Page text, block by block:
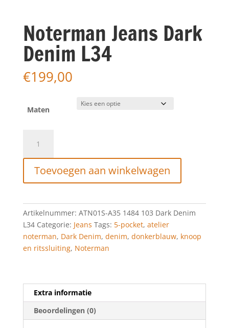
Noterman Jeans Dark
Denim L34
€199,00
Maten
Jeans
Dark
Denim
L34
Toevoegen aan winkelwagen
Artikelnummer: ATN01S-A35 1484 103 Dark Denim
L34 Categorie: Jeans Tags: 5-pocket, atelier
noterman, Dark Denim, denim, donkerblauw, knoop
en ritssluiting, Noterman
Extra informatie
Beoordelingen (0)